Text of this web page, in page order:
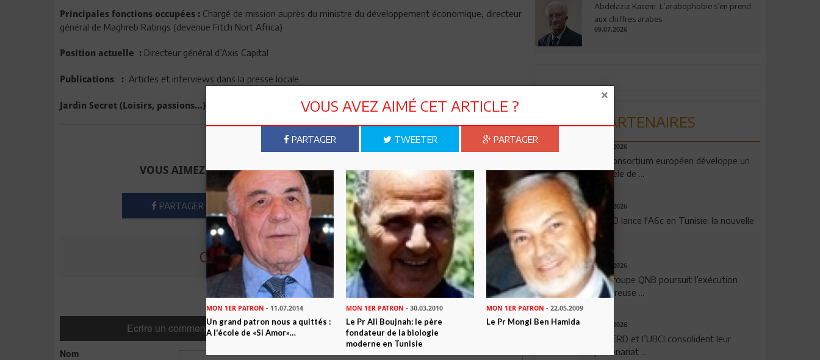
Principales fonctions occupées : Chargé de mission auprès du ministre du développement économique, directeur
général de Maghreb Ratings (devenue Fitch Nort Africa)
Position actuelle : Directeur général d’Axis Capital
Publications : Articles et interviews dans la presse locale
Jardin Secret (Loisirs, passions…) : Rêver et traîner, quand j’en ai le loisir, lire
Envoyer à un ami Imprimer
VOUS AIMEZ CET ARTICLE ? PARTAGEZ-LE AVEC VOS AMIS !
PARTAGER TWEETER ABONNEZ-VOUS
COMMENTER CET ARTICLE
5Commentaires
Ecrire un commentaire Commenter
Nom
Abdelaziz Kacem: L’arabophobie s’en prend
aux chiffres arabes
09.07.2026
PARTENAIRES
06.08.2026
Un consortium européen développe un
modèle de ...
04.08.2026
OPPO lance l'A6c en Tunisie: la nouvelle
...
29.07.2026
Le Groupe QNB poursuit l’exécution
rigoureuse ...
24.07.2026
La BERD et l’UBCI consolident leur
partenariat ...
VOUS AVEZ AIMÉ CET ARTICLE ?
PARTAGER TWEETER PARTAGER
MON 1ER PATRON - 11.07.2014
Un grand patron nous a quittés :
A l'école de «Si Amor»…
MON 1ER PATRON - 30.03.2010
Le Pr Ali Boujnah: le père
fondateur de la biologie
moderne en Tunisie
MON 1ER PATRON - 22.05.2009
Le Pr Mongi Ben Hamida